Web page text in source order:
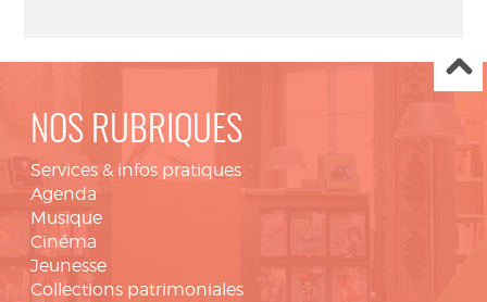
NOS RUBRIQUES
Services & infos pratiques
Agenda
Musique
Cinéma
Jeunesse
Collections patrimoniales